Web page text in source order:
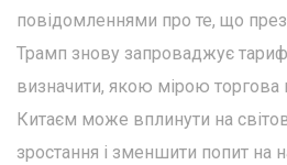
повідомленнями про те, що
Трамп знову запроваджує
визначити, якою мірою
Китаєм може вплинути на
зростання і зменшити попит на